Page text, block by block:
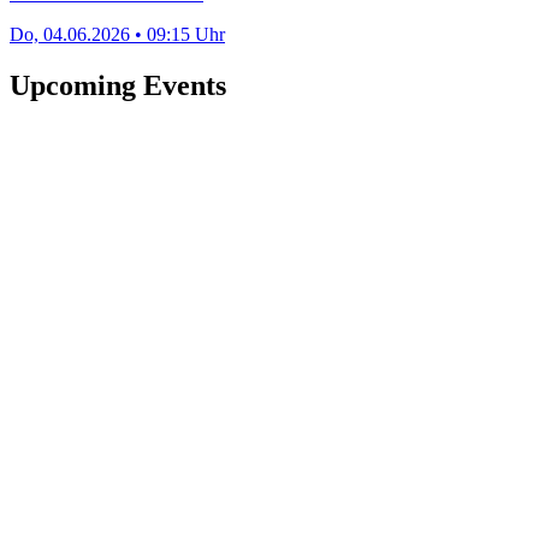
Do, 04.06.2026 • 09:15 Uhr
Upcoming Events